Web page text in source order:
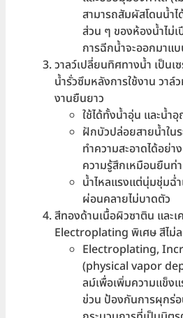
สามารถสัมผัสโดนน้ำ
ส่วน ๆ ของห้องน้ำไม่เ
การฉีกน้ำจะออกมาแ
วาลว์เปลี่ยนทิศทางน้ำ เป็น
น้ำรั่วซึมหลังการใช้งาน วาล์
งานยืนยาว
ใช้ได้ทั้งน้ำอุ่น และน้
ฝักบัวปล่อยสายน้ำใน
ทำความสะอาดได้อย่
ความรู้สึกเหมือนยืนท่
น้ำไหลแรงแต่นุ่มชุ่มฉ่
ผ่อนคลายไม่บาดตัว
สีทองด้านเนื้อผิวซาติน และ
Electroplating พิเศษ สีไม่
Electroplating,
(physical vapor
ลม์เพื่อเพิ่มความแข็ง
ข่วน ป้องกันการผุกร่